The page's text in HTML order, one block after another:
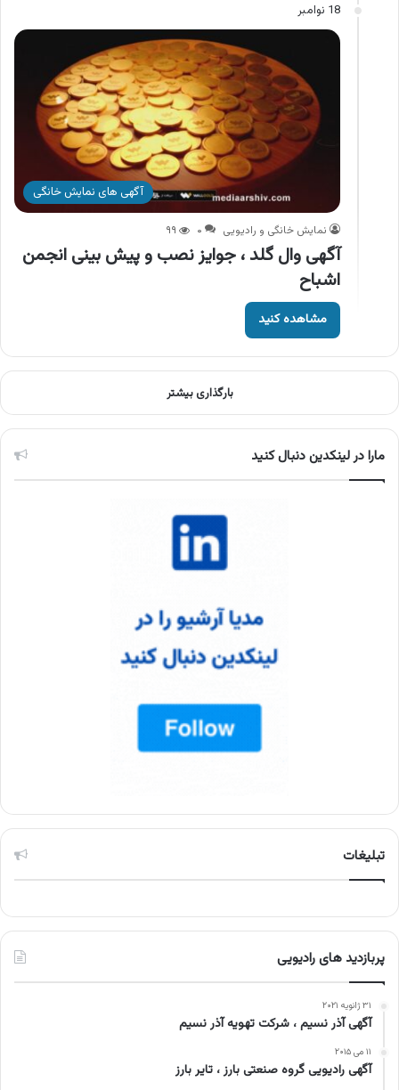
18 نوامبر
آگهی های نمایش خانگی
نمایش خانگی و رادیویی ۰ ۹۹
آگهی وال گلد ، جوایز نصب و پیش بینی انجمن
اشباح
مشاهده کنید
بارگذاری بیشتر
مارا در لینکدین دنبال کنید
تبلیغات
پربازدید های رادیویی
۳۱ ژانویه ۲۰۲۱
آگهی آذر نسیم ، شرکت تهویه آذر نسیم
۱۱ می ۲۰۱۵
آگهی رادیویی گروه صنعتی بارز ، تایر بارز